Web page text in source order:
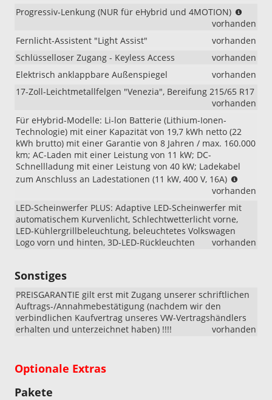
mit
bzw.
Progressiv-Lenkung (NUR für eHybrid und 4MOTION)
für
und
vorhanden
Fernlicht-Assistent "Light Assist"
vorhanden
Schlüsselloser Zugang - Keyless Access
vorhanden
Elektrisch anklappbare Außenspiegel
vorhanden
17-Zoll-Leichtmetallfelgen "Venezia", Bereifung 215/65 R17
vorhanden
Für eHybrid-Modelle: Li-lon Batterie (Lithium-Ionen-
Technologie) mit einer Kapazität von 19,7 kWh netto (22
kWh brutto) mit einer Garantie von 8 Jahren / max. 160.000
km; AC-Laden mit einer Leistung von 11 kW; DC-
Schnellladung mit einer Leistung von 40 kW; Ladekabel
zum Anschluss an Ladestationen (11 kW, 400 V, 16A)
i.V.
vorhanden
LED-Scheinwerfer PLUS: Adaptive LED-Scheinwerfer mit
automatischem Kurvenlicht, Schlechtwetterlicht vorne,
LED-Kühlergrillbeleuchtung, beleuchtetes Volkswagen
Logo vorn und hinten, 3D-LED-Rückleuchten
vorhanden
Sonstiges
PREISGARANTIE gilt erst mit Zugang unserer schriftlichen
Auftrags-/Annahmebestätigung (nachdem wir den
verbindlichen Kaufvertrag unseres VW-Vertragshändlers
erhalten und unterzeichnet haben) !!!!
vorhanden
Optionale Extras
Pakete